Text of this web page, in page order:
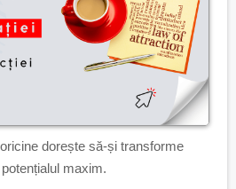
dorește să-și transforme
maxim.